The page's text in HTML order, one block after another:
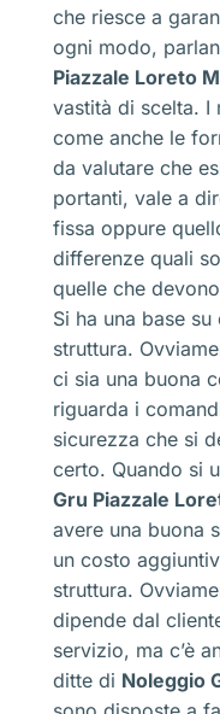
che riesce a
ogni modo,
Piazzale Loreto
vastità di scelta. I
come anche le
da valutare che
portanti, vale a
fissa oppure
differenze quali
quelle che
Si ha una base
struttura.
ci sia una buona
riguarda i
sicurezza che si
certo. Quando si
Gru Piazzale
avere una buona
un costo
struttura.
dipende dal
servizio, ma c’è
ditte di Noleggio